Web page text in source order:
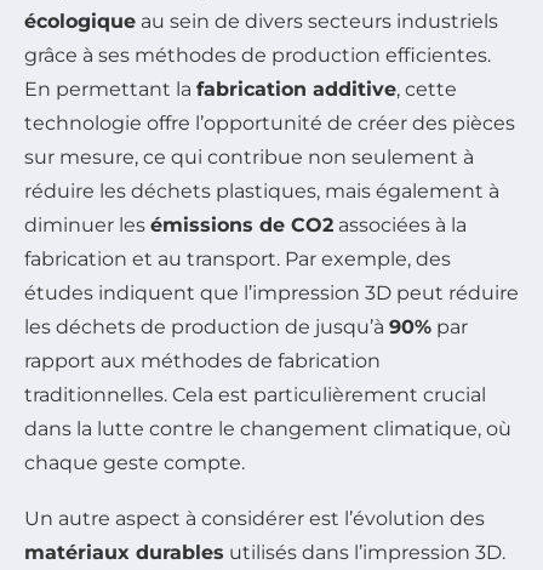
écologique au sein de divers secteurs industriels
grâce à ses méthodes de production efficientes.
En permettant la fabrication additive, cette
technologie offre l’opportunité de créer des pièces
sur mesure, ce qui contribue non seulement à
réduire les déchets plastiques, mais également à
diminuer les émissions de CO2 associées à la
fabrication et au transport. Par exemple, des
études indiquent que l’impression 3D peut réduire
les déchets de production de jusqu’à 90% par
rapport aux méthodes de fabrication
traditionnelles. Cela est particulièrement crucial
dans la lutte contre le changement climatique, où
chaque geste compte.
Un autre aspect à considérer est l’évolution des
matériaux durables utilisés dans l’impression 3D.